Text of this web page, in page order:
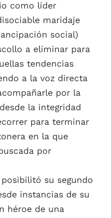
como líder
maridaje
social)
a eliminar para
tendencias
a la voz directa
por la
la integridad
para terminar
en la que
por
su segundo
instancias de su
héroe de una